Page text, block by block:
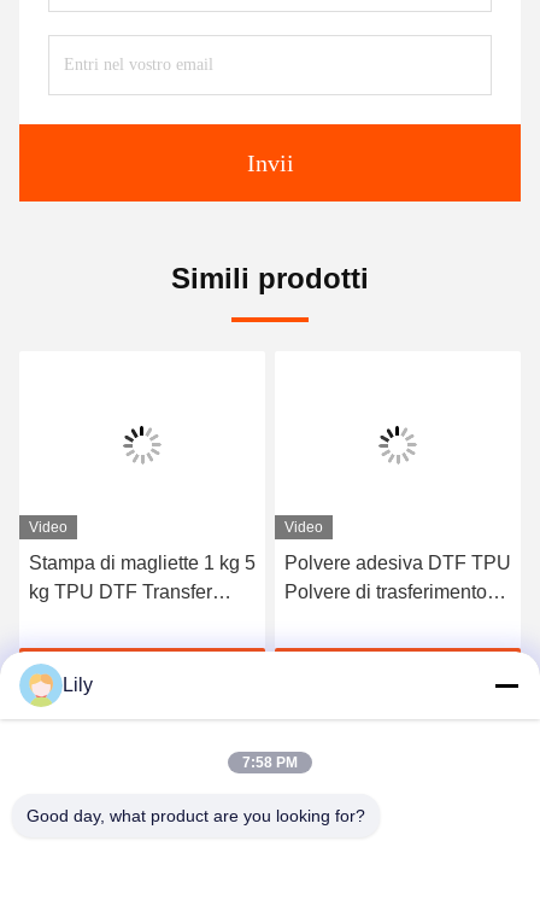
Invii
Simili prodotti
Video
Stampa di magliette 1 kg 5
kg TPU DTF Transfer
polvere a caldo
Video
Polvere adesiva DTF TPU
Polvere di trasferimento
di abbigliamento
Lily
7:58 PM
Good day, what product are you looking for?